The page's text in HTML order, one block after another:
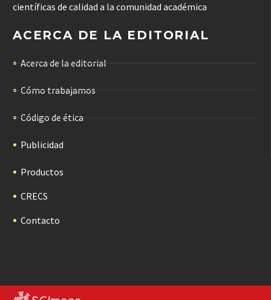
científicas de calidad a la comunidad académica
ACERCA DE LA EDITORIAL
Acerca de la editorial
Cómo trabajamos
Código de ética
Publicidad
Productos
CRECS
Contacto